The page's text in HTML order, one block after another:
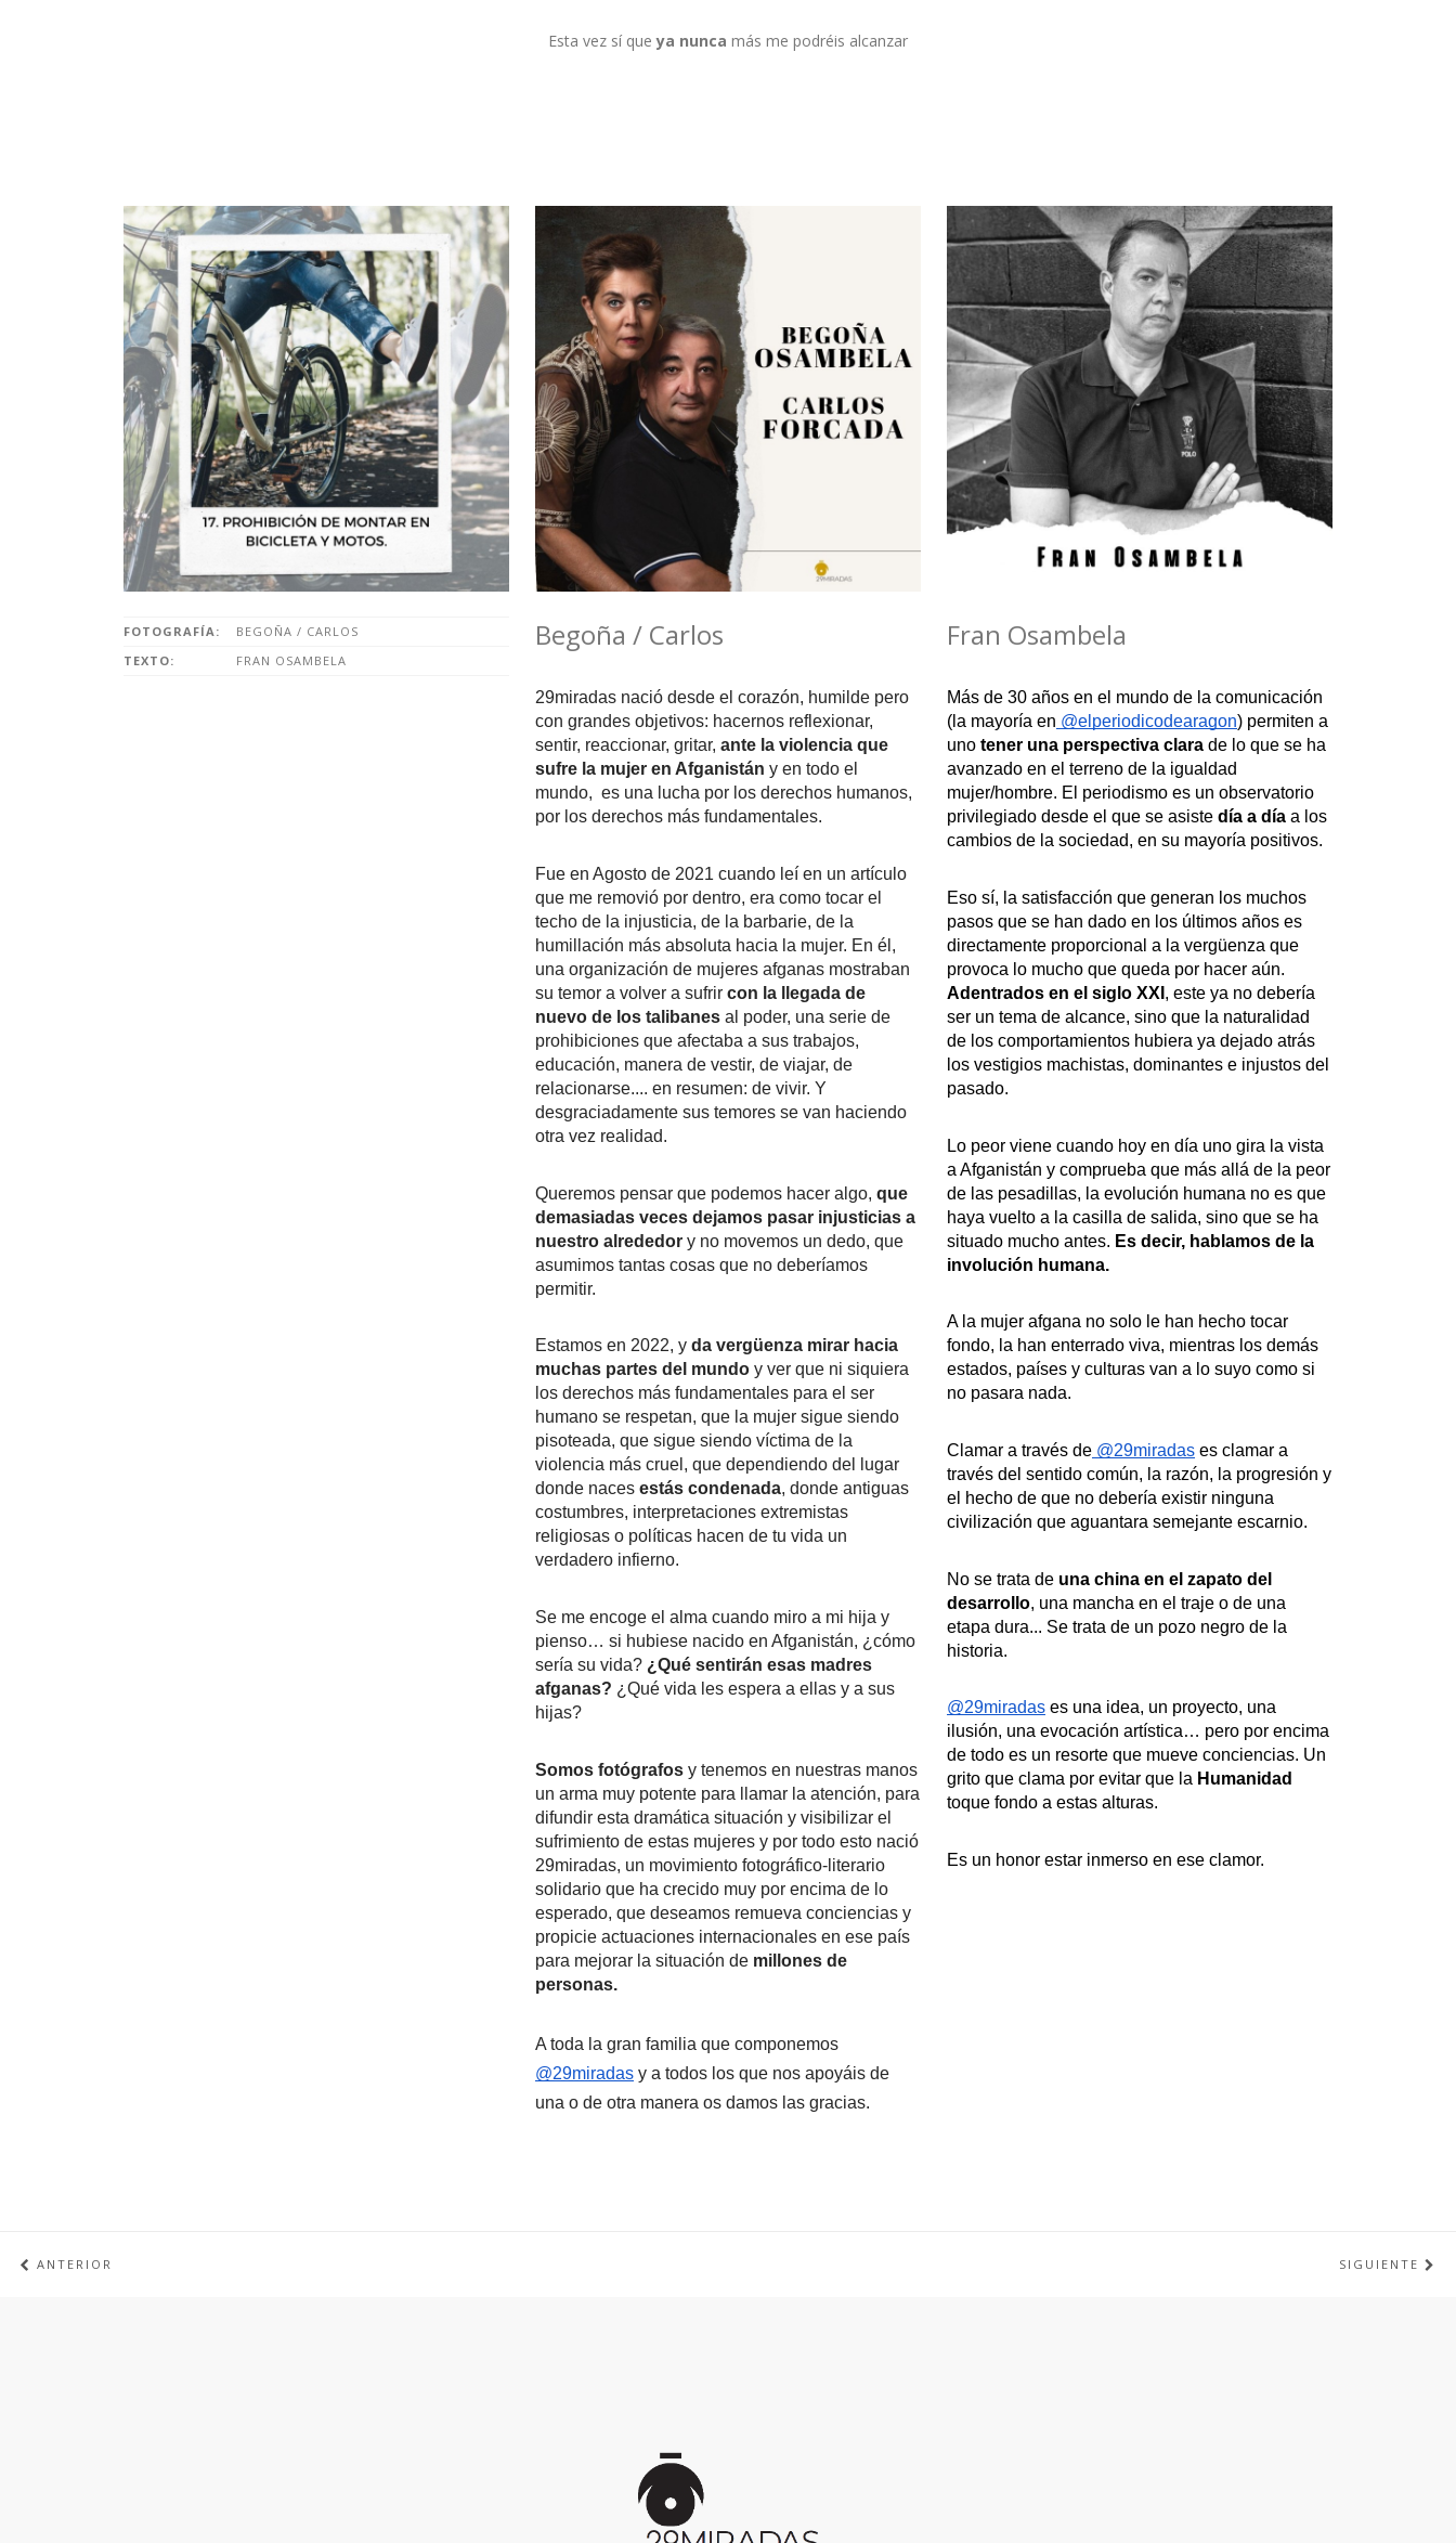
Esta vez sí queya nunca más me podréis alcanzar
FOTOGRAFÍA:
BEGOÑA / CARLOS
TEXTO:
FRAN OSAMBELA
Begoña / Carlos
29miradas nació desde el corazón, humilde pero
con grandes objetivos: hacernos reflexionar,
sentir, reaccionar, gritar, ante la violencia que
sufre la mujer en Afganistán y en todo el
mundo,  es una lucha por los derechos humanos,
por los derechos más fundamentales.
Fue en Agosto de 2021 cuando leí en un artículo
que me removió por dentro, era como tocar el
techo de la injusticia, de la barbarie, de la
humillación más absoluta hacia la mujer. En él,
una organización de mujeres afganas mostraban
su temor a volver a sufrir con la llegada de
nuevo de los talibanes al poder, una serie de
prohibiciones que afectaba a sus trabajos,
educación, manera de vestir, de viajar, de
relacionarse.... en resumen: de vivir. Y
desgraciadamente sus temores se van haciendo
otra vez realidad.
Queremos pensar que podemos hacer algo, que
demasiadas veces dejamos pasar injusticias a
nuestro alrededor y no movemos un dedo, que
asumimos tantas cosas que no deberíamos
permitir.
Estamos en 2022, y da vergüenza mirar hacia
muchas partes del mundo y ver que ni siquiera
los derechos más fundamentales para el ser
humano se respetan, que la mujer sigue siendo
pisoteada, que sigue siendo víctima de la
violencia más cruel, que dependiendo del lugar
donde naces estás condenada, donde antiguas
costumbres, interpretaciones extremistas
religiosas o políticas hacen de tu vida un
verdadero infierno.
Se me encoge el alma cuando miro a mi hija y
pienso… si hubiese nacido en Afganistán, ¿cómo
sería su vida? ¿Qué sentirán esas madres
afganas? ¿Qué vida les espera a ellas y a sus
hijas?
Somos fotógrafos y tenemos en nuestras manos
un arma muy potente para llamar la atención, para
difundir esta dramática situación y visibilizar el
sufrimiento de estas mujeres y por todo esto nació
29miradas, un movimiento fotográfico-literario
solidario que ha crecido muy por encima de lo
esperado, que deseamos remueva conciencias y
propicie actuaciones internacionales en ese país
para mejorar la situación de millones de
personas.
@29miradas y a todos los que nos apoyáis de
una o de otra manera os damos las gracias.
Fran Osambela
Más de 30 años en el mundo de la comunicación
(la mayoría en @elperiodicodearagon) permiten a
uno tener una perspectiva clara de lo que se ha
avanzado en el terreno de la igualdad
mujer/hombre. El periodismo es un observatorio
privilegiado desde el que se asiste día a día a los
cambios de la sociedad, en su mayoría positivos.
Eso sí, la satisfacción que generan los muchos
pasos que se han dado en los últimos años es
directamente proporcional a la vergüenza que
Adentrados en el siglo XXI , este ya no debería
ser un tema de alcance, sino que la naturalidad
de los comportamientos hubiera ya dejado atrás
los vestigios machistas, dominantes e injustos del
pasado.
Lo peor viene cuando hoy en día uno gira la vista
a Afganistán y comprueba que más allá de la peor
de las pesadillas, la evolución humana no es que
haya vuelto a la casilla de salida, sino que se ha
situado mucho antes. Es decir, hablamos de la
involución humana.
A la mujer afgana no solo le han hecho tocar
fondo, la han enterrado viva, mientras los demás
estados, países y culturas van a lo suyo como si
no pasara nada.
Clamar a través de @29miradas es clamar a
través del sentido común, la razón, la progresión y
el hecho de que no debería existir ninguna
civilización que aguantara semejante escarnio.
No se trata de una china en el zapato del
desarrollo, una mancha en el traje o de una
etapa dura... Se trata de un pozo negro de la
historia.
@29miradas es una idea, un proyecto, una
ilusión, una evocación artística… pero por encima
de todo es un resorte que mueve conciencias. Un
grito que clama por evitar que la
toque fondo a estas alturas.
Es un honor estar inmerso en ese clamor.
ANTERIOR SIGUIENTE